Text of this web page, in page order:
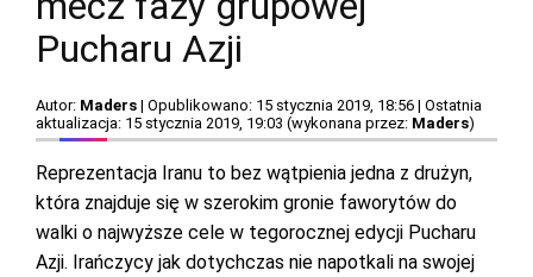
Pucharu Azji
Autor: Maders | Opublikowano: 15 stycznia 2019, 18:56 | Ostatnia
aktualizacja: 15 stycznia 2019, 19:03 (wykonana przez: Maders)
Reprezentacja Iranu to bez wątpienia jedna z drużyn,
która znajduje się w szerokim gronie faworytów do
walki o najwyższe cele w tegorocznej edycji Pucharu
Azji. Irańczycy jak dotychczas nie napotkali na swojej